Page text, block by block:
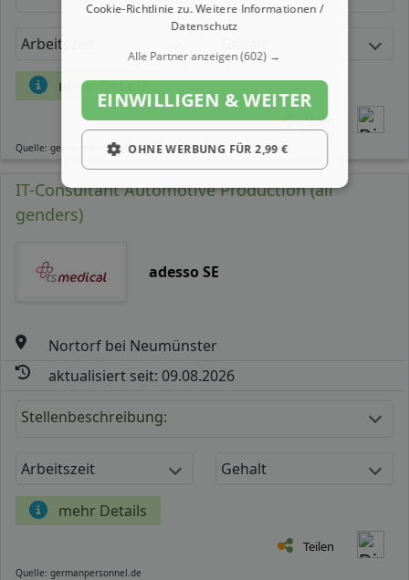
Arbeitszeit
mehr Details
Teilen
Quelle: germanpersonnel.de
IT-Consultant Automotive Production (all
genders)
adesso SE
Nortorf bei Neumünster
aktualisiert seit: 09.08.2026
Stellenbeschreibung:
Arbeitszeit Gehalt
mehr Details
Teilen
Quelle: germanpersonnel.de
Cookie-Richtlinie zu.Weitere Informationen /
Datenschutz
Alle Partner anzeigen(602) →
EINWILLIGEN & WEITER
OHNE WERBUNG FÜR 2,99 €